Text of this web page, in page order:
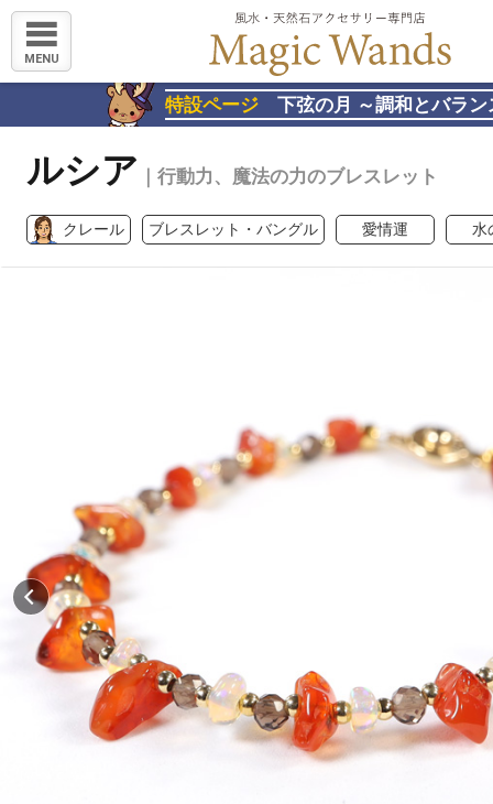
MENU
特設ページ 下弦の月 ～調和とバラン
ルシア ｜行動力、魔法の力のブレスレット
クレール ブレスレット・バングル 愛情運 水